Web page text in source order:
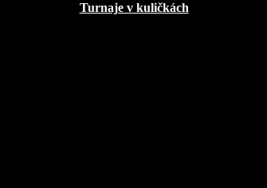
Turnaje v kuličkách